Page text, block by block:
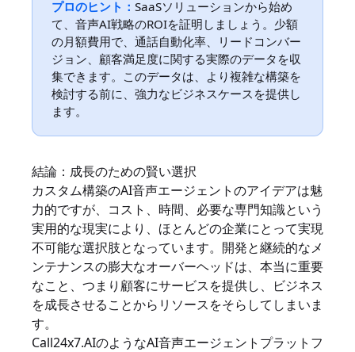
プロのヒント： SaaSソリューションから始め
て、音声AI戦略のROIを証明しましょう。少額
の月額費用で、通話自動化率、リードコンバー
ジョン、顧客満足度に関する実際のデータを収
集できます。このデータは、より複雑な構築を
検討する前に、強力なビジネスケースを提供し
ます。
結論：成長のための賢い選択
カスタム構築のAI音声エージェントのアイデアは魅
力的ですが、コスト、時間、必要な専門知識という
実用的な現実により、ほとんどの企業にとって実現
不可能な選択肢となっています。開発と継続的なメ
ンテナンスの膨大なオーバーヘッドは、本当に重要
なこと、つまり顧客にサービスを提供し、ビジネス
を成長させることからリソースをそらしてしまいま
す。
Call24x7.AIのようなAI音声エージェントプラットフ